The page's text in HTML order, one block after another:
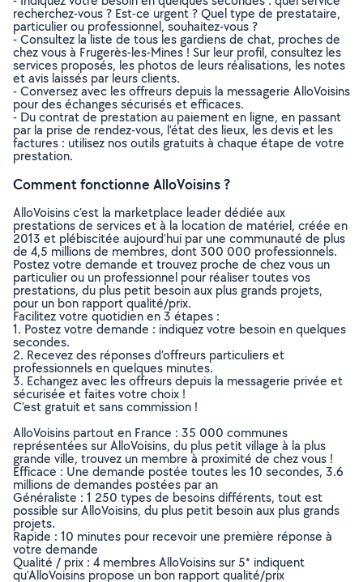
recherchez-vous ? Est-ce urgent ? Quel type de prestataire,
particulier ou professionnel, souhaitez-vous ?
- Consultez la liste de tous les gardiens de chat, proches de
chez vous à Frugerès-les-Mines ! Sur leur profil, consultez les
services proposés, les photos de leurs réalisations, les notes
et avis laissés par leurs clients.
- Conversez avec les offreurs depuis la messagerie AlloVoisins
pour des échanges sécurisés et efficaces.
- Du contrat de prestation au paiement en ligne, en passant
par la prise de rendez-vous, l’état des lieux, les devis et les
factures : utilisez nos outils gratuits à chaque étape de votre
prestation.
Comment fonctionne AlloVoisins ?
AlloVoisins c’est la marketplace leader dédiée aux
prestations de services et à la location de matériel, créée en
2013 et plébiscitée aujourd’hui par une communauté de plus
de 4,5 millions de membres, dont 300 000 professionnels.
Postez votre demande et trouvez proche de chez vous un
particulier ou un professionnel pour réaliser toutes vos
prestations, du plus petit besoin aux plus grands projets,
pour un bon rapport qualité/prix.
Facilitez votre quotidien en 3 étapes :
1. Postez votre demande : indiquez votre besoin en quelques
secondes.
2. Recevez des réponses d’offreurs particuliers et
professionnels en quelques minutes.
3. Echangez avec les offreurs depuis la messagerie privée et
sécurisée et faites votre choix !
C’est gratuit et sans commission !
AlloVoisins partout en France : 35 000 communes
représentées sur AlloVoisins, du plus petit village à la plus
grande ville, trouvez un membre à proximité de chez vous !
Efficace : Une demande postée toutes les 10 secondes, 3.6
millions de demandes postées par an
Généraliste : 1 250 types de besoins différents, tout est
possible sur AlloVoisins, du plus petit besoin aux plus grands
projets.
Rapide : 10 minutes pour recevoir une première réponse à
votre demande
Qualité / prix : 4 membres AlloVoisins sur 5* indiquent
qu’AlloVoisins propose un bon rapport qualité/prix